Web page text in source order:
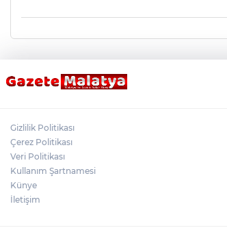
Gizlilik Politikası
Çerez Politikası
Veri Politikası
Kullanım Şartnamesi
Künye
İletişim